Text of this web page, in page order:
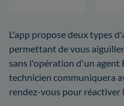
L'app propose deux types
permettant de vous
sans l'opération d'un agent
technicien communiquera
rendez-vous pour réactiver